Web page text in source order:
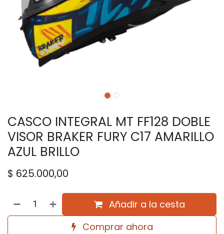
CASCO INTEGRAL MT FF128 DOBLE
VISOR BRAKER FURY C17 AMARILLO
AZUL BRILLO
$ 625.000,00
Añadir a la cesta
Comprar ahora